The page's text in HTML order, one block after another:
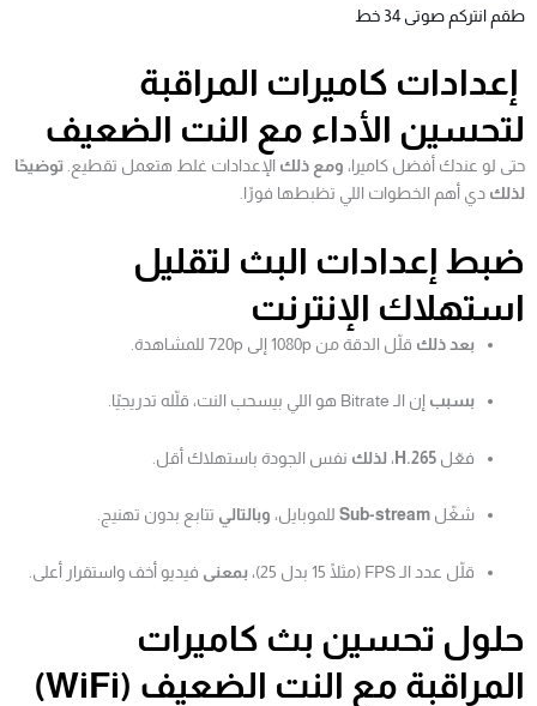
طقم انتركم صوتى 34 خط
إعدادات كاميرات المراقبة
لتحسين الأداء مع النت الضعيف
حتى لو عندك أفضل كاميرا، ومع ذلك الإعدادات غلط هتعمل تقطيع. توضيحًا
لذلك دي أهم الخطوات اللي تظبطها فورًا.
ضبط إعدادات البث لتقليل
استهلاك الإنترنت
بعد ذلك قلّل الدقة من 1080p إلى 720p للمشاهدة.
بسبب إن الـ Bitrate هو اللي بيسحب النت، قلّله تدريجيًا.
فعّل H.265، لذلك نفس الجودة باستهلاك أقل.
شغّل Sub-stream للموبايل، وبالتالي تتابع بدون تهنيج.
قلّل عدد الـ FPS (مثلًا 15 بدل 25)، بمعنى فيديو أخف واستقرار أعلى.
حلول تحسين بث كاميرات
المراقبة مع النت الضعيف (WiFi)